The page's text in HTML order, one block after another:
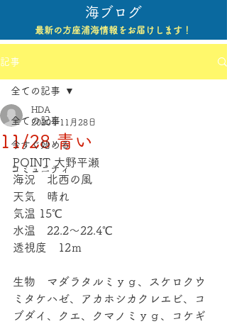
海ブログ
最新の方座浦海情報をお届けします！
記事
全ての記事
今すぐ始める
コミュニティ
全ての記事
11/28 青い
HDA
2020年11月28日
POINT 大野平瀬
海況　北西の風
天気　晴れ
気温 15℃
水温　22.2～22.4℃
透視度　12ｍ
生物　マダラタルミｙｇ、スケロクウ
ミタケハゼ、アカホシカクレエビ、コ
ブダイ、クエ、クマノミｙｇ、コケギ